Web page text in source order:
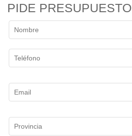
PIDE PRESUPUESTO